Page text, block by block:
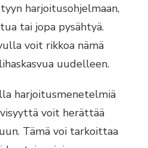
harjoitusohjelmaan,
tai jopa pysähtyä.
voit rikkoa nämä
uudelleen.
harjoitusmenetelmiä
voit herättää
Tämä voi tarkoittaa